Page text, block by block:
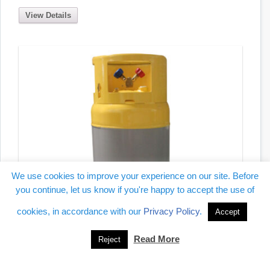
View Details
We use cookies to improve your experience on our site. Before
you continue, let us know if you're happy to accept the use of
cookies, in accordance with our Privacy Policy. Accept
Reject Read More